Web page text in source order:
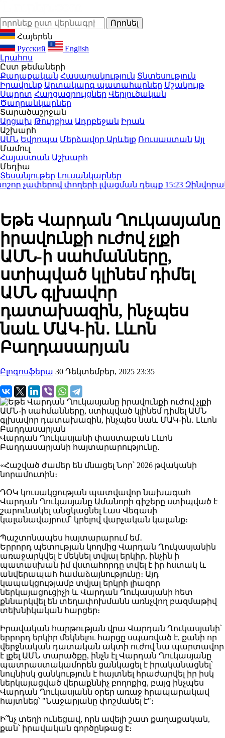
Հայերեն
Русский
English
Լրահոս
Ըստ թեմաների
Քաղաքական Հասարակություն Տնտեսություն
Իրավունք Արտակարգ պատահարներ Մշակույթ
Սպորտ Հարցազրույցներ Վերլուծական
Ծաղրանկարներ
Տարածաշրջան
Արցախ Թուրքիա Ադրբեջան Իրան
Աշխարհ
ԱՄՆ Եվրոպա Մերձավոր Արևելք Ռուսաստան Այլ
Մամուլ
Հայաստան Աշխարհ
Մեդիա
Տեսանյութեր Լուսանկարներ
չափերով փողերի լվացման դեպք15:23 Զինվորական
Եթե Վարդան Ղուկասյանը
իրավունքի ուժով չլքի
ԱՄՆ-ի սահմանները,
ստիպված կլինեմ դիմել
ԱՄՆ գլխավոր
դատախազին, ինչպես
նաև ՄԱԿ-ին․ Լևոն
Բաղդասարյան
Բլոգոսֆերա 30 Դեկտեմբեր, 2025 23:35
Վարդան Ղուկասյանի փաստաբան Լևոն
Բաղդասարյանի հայտարարությունը․
«Հաշված ժամեր են մնացել Նոր՝ 2026 թվականի
նորամուտին։
ԴՕԿ կուսակցության պատվավոր նախագահ
Վարդան Ղուկասյանը Ամանորի գիշերը ստիպված է
շարունակել անցկացնել Լաս Վեգասի
կալանավայրում՝ կրելով վարչական կալանք։
Պաշտոնապես հայտարարում եմ․
Երրորդ պետության կողմից Վարդան Ղուկասյանին
առաջարկվել է մեկնել տվյալ երկիր, ինչին ի
պատասխան իմ վստահորդը տվել է իր հստակ և
անվերապահ համաձայնությունը։ Այդ
կապակցությամբ տվյալ երկրի լիազոր
ներկայացուցիչի և Վարդան Ղուկասյանի հետ
քննարկվել են տեղափոխմանն առնչվող բազմաթիվ
տեխնիկական հարցեր։
Իրավական հարթության վրա Վարդան Ղուկասյանի՝
երրորդ երկիր մեկնելու հարցը սպառված է, քանի որ
վերջնական դատական ակտի ուժով նա պարտավոր
է լքել ԱՄՆ տարածքը, ինչն էլ Վարդան Ղուկասյանը
պատրաստակամորեն ցանկացել է իրականացնել՝
նույնիսկ ցանկություն է հայտնել հրաժարվել իր իսկ
ներկայացված վերաքննիչ բողոքից, բայց ինչպես
Վարդան Ղուկասյանն օրեր առաջ հրապարակավ
հայտնեց՝ "Նաջարյանը փոշմանել է"։
Ի՞նչ տեղի ունեցավ, որն ավելի շատ քաղաքական,
քան՝ իրավական գործընթաց է։